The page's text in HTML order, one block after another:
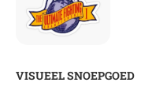
VISUEEL SNOEPGOED